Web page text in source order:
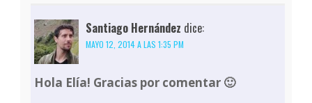
Santiago Hernández dice:
MAYO 12, 2014 A LAS 1:35 PM
Hola Elía! Gracias por comentar 🙂